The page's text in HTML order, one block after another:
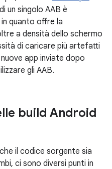
un singolo AAB è
quanto offre la
a densità dello schermo
di caricare più artefatti
app inviate dopo
gli AAB.
build Android
il codice sorgente sia
ci sono diversi punti in